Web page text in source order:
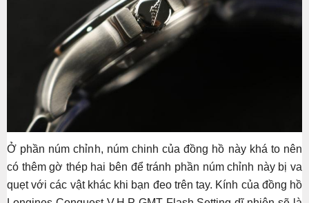
Ở phần núm chỉnh, núm chinh của đồng hồ này khá to nên
có thêm gờ thép hai bên để tránh phần núm chỉnh này bị va
quẹt với các vật khác khi bạn đeo trên tay. Kính của đồng hồ